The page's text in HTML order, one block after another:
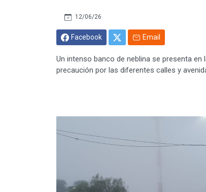
12/06/26
Facebook Email
Un intenso banco de neblina se presenta
precaución por las diferentes calles y